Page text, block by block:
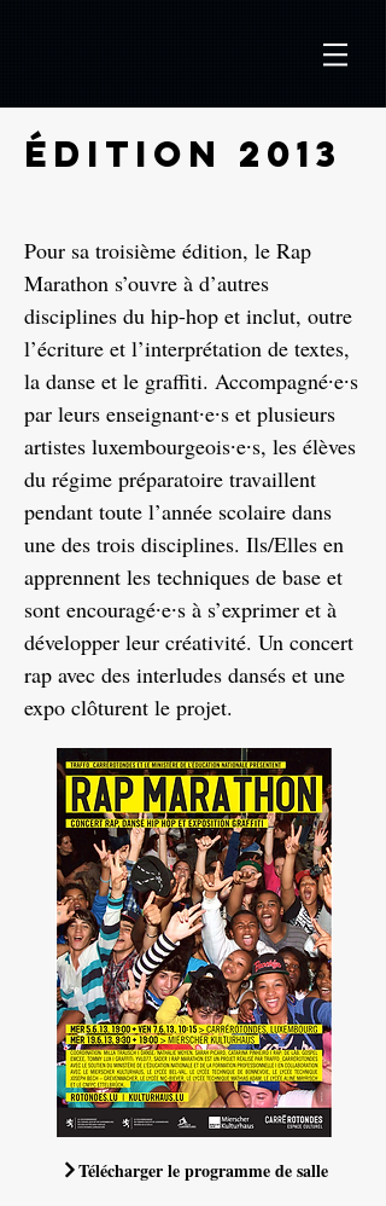
édition 2013
Pour sa troisième édition, le Rap
Marathon s’ouvre à d’autres
disciplines du hip-hop et inclut, outre
l’écriture et l’interprétation de textes,
la danse et le graffiti. Accompagné∙e∙s
par leurs enseignant∙e∙s et plusieurs
artistes luxembourgeois∙e∙s, les élèves
du régime préparatoire travaillent
pendant toute l’année scolaire dans
une des trois disciplines. Ils/Elles en
apprennent les techniques de base et
sont encouragé∙e∙s à s’exprimer et à
développer leur créativité. Un concert
rap avec des interludes dansés et une
expo clôturent le projet.
Télécharger le programme de salle